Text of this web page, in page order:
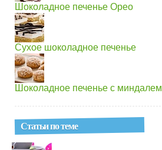
Шоколадное печенье Орео
Сухое шоколадное печенье
Шоколадное печенье с миндалем
Статьи по теме